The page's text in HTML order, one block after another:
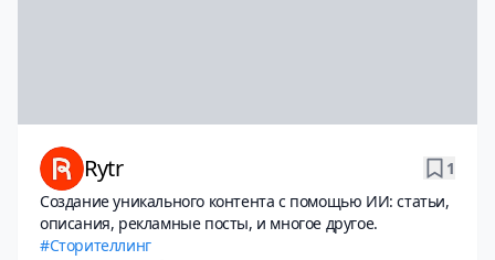
Rytr
1
Создание уникального контента с помощью ИИ: статьи,
описания, рекламные посты, и многое другое.
Сторителлинг